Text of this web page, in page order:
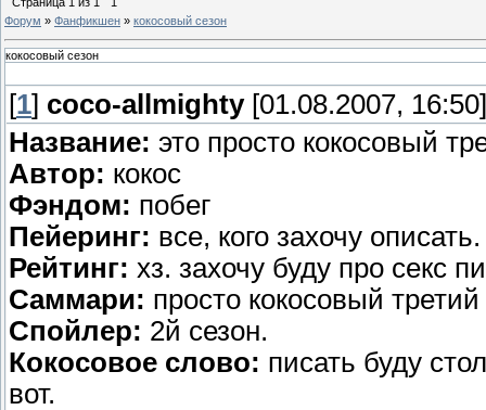
Форум » Фанфикшен » кокосовый сезон
кокосовый сезон
[1] coco-allmighty[01.08.2007, 16:50]
Название: это просто кокосовый
Автор: кокос
Фэндом: побег
Пейеринг: все, кого захочу
Рейтинг: хз. захочу буду про секс
Саммари: просто кокосовый третий
Спойлер: 2й сезон.
Кокосовое слово: писать буду
вот.